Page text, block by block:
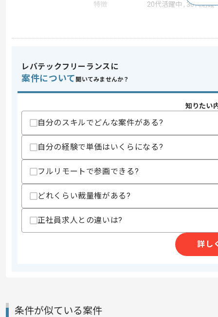
特徴
20代活躍中 , 30代活躍
精算・お支払い
精算条件
有
精算基準時間
140時間〜180時間
支払いサイト
15日
その他募集要項
商談回数
開発チーム内外のコミュニケーション
レバテックフリーランスに
案件について 聞いてみませんか？
知りたい
自分のスキルでどんな案件がある?
自分の経験で単価はいくらになる?
フルリモートで参画できる?
どれくらい裁量権がある?
正社員求人との違いは?
詳し
条件が似ている案件